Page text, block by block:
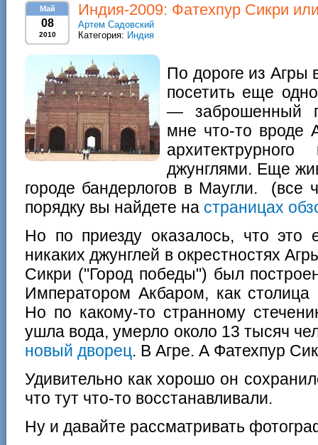
Май
08
2010
Индия-2009: Фатехпур Сикри
Артем Садовский
Категория: Индия
По дороге из
посетить еще
— заброшенный
мне что-то вроде
джунглями. Еще
городе бандерлогов в Маугли. (все
порядку вы найдете на страницах
Но по приезду оказалось, что
никаких джунглей в окрестностях
Сикри ("Город победы") был
Императором Акбаром, как
Но по какому-то странному
ушла вода, умерло около 13 тысяч
новый дворец. В Агре. А Фатехпур
Удивительно как хорошо он
что тут что-то восстанавливали.
Ну и давайте рассматривать